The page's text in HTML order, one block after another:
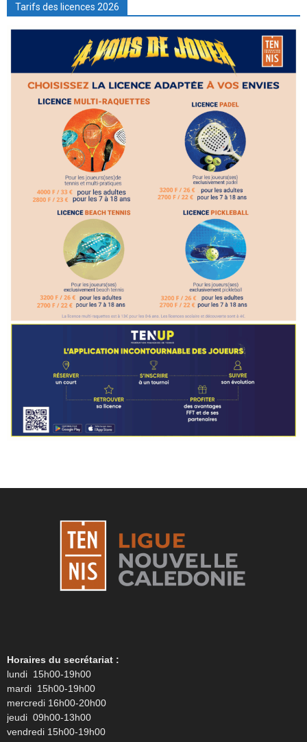
Tarifs des licences 2026
Horaires du secrétariat :
lundi 15h00-19h00
mardi 15h00-19h00
mercredi 16h00-20h00
jeudi 09h00-13h00
vendredi 15h00-19h00